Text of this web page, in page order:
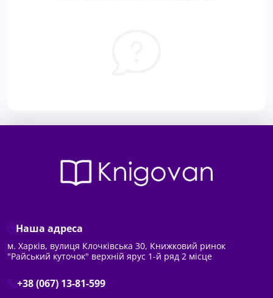
Наша адреса
м. Харків, вулиця Клочківська 30, Книжковий ринок
"Райський куточок" верхній ярус 1-й ряд 2 місце
+38 (067) 13-81-599